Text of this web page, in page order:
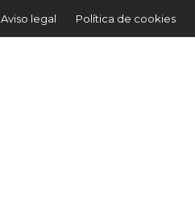
Aviso legal Política de cookies